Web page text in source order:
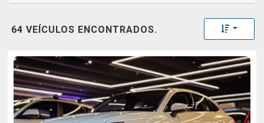
64 VEÍCULOS ENCONTRADOS. Toggle